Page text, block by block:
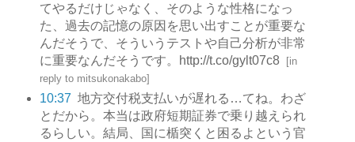
てやるだけじゃなく、そのような性格になっ
た、過去の記憶の原因を思い出すことが重要な
んだそうで、そういうテストや自己分析が非常
に重要なんだそうです。http://t.co/gylt07c8[in
reply to mitsukonakabo]
10:37 地方交付税支払いが遅れる…てね。わざ
とだから。本当は政府短期証券で乗り越えられ
るらしい。結局、国に楯突くと困るよという官